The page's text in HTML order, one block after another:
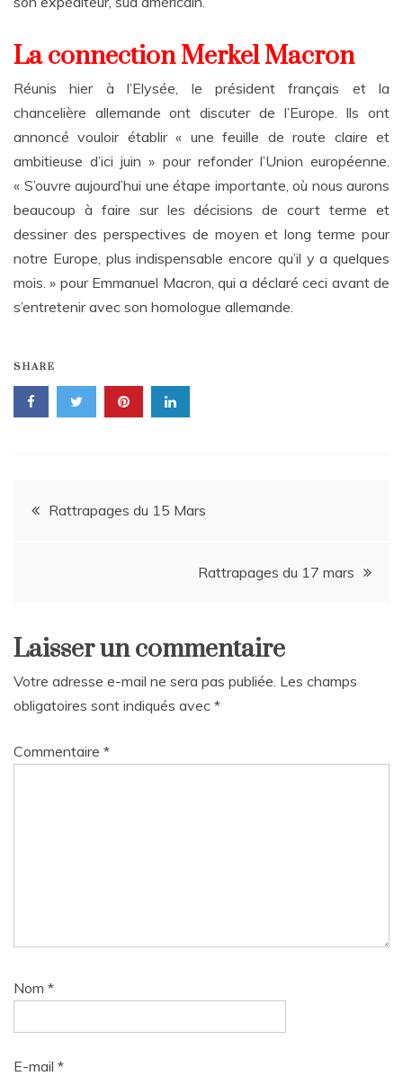
La connection Merkel Macron
Réunis hier à l’Elysée, le président français et la
chancelière allemande ont discuter de l’Europe. Ils ont
annoncé vouloir établir « une feuille de route claire et
ambitieuse d’ici juin » pour refonder l’Union européenne.
« S’ouvre aujourd’hui une étape importante, où nous aurons
beaucoup à faire sur les décisions de court terme et
dessiner des perspectives de moyen et long terme pour
notre Europe, plus indispensable encore qu’il y a quelques
mois. » pour Emmanuel Macron, qui a déclaré ceci avant de
s’entretenir avec son homologue allemande.
SHARE
Navigation
Rattrapages du 15 Mars
Rattrapages du 17 mars
Laisser un commentaire
Votre adresse e-mail ne sera pas publiée. Les champs
obligatoires sont indiqués avec *
Commentaire *
Nom *
E-mail *